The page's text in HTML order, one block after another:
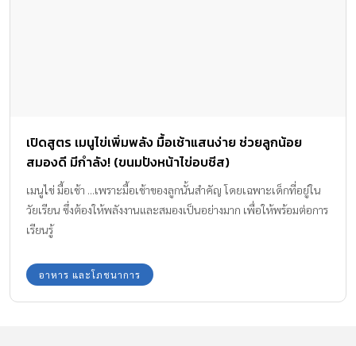
เปิดสูตร เมนูไข่เพิ่มพลัง มื้อเช้าแสนง่าย ช่วยลูกน้อย
สมองดี มีกำลัง! (ขนมปังหน้าไข่อบชีส)
เมนูไข่ มื้อเช้า ...เพราะมื้อเช้าของลูกนั้นสำคัญ โดยเฉพาะเด็กที่อยู่ใน
วัยเรียน ซึ่งต้องให้พลังงานและสมองเป็นอย่างมาก เพื่อให้พร้อมต่อการ
เรียนรู้
อาหาร และโภชนาการ